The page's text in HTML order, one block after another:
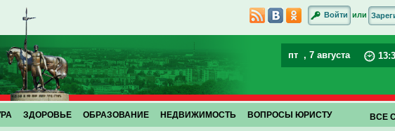
Войти или
пт , 7 августа 13:
ЗДОРОВЬЕ ОБРАЗОВАНИЕ НЕДВИЖИМОСТЬ ВОПРОСЫ ЮРИСТУ ВСЕ